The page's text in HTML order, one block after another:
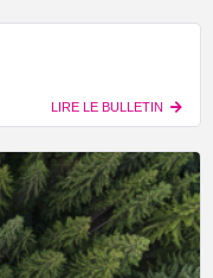
LIRE LE BULLETIN